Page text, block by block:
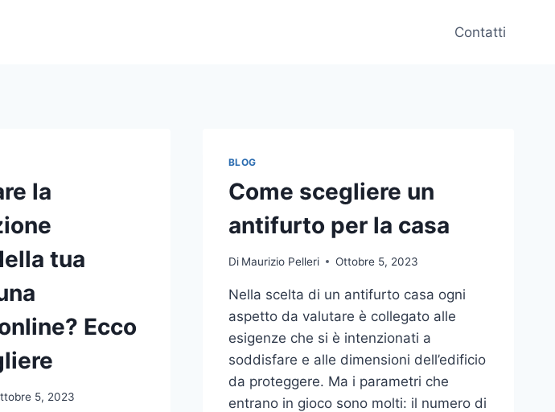
Contatti
la
tua
Ecco
5, 2023
BLOG
Come scegliere un
antifurto per la casa
Di Maurizio Pelleri Ottobre 5, 2023
Nella scelta di un antifurto casa ogni
aspetto da valutare è collegato alle
esigenze che si è intenzionati a
soddisfare e alle dimensioni dell’edificio
da proteggere. Ma i parametri che
entrano in gioco sono molti: il numero di